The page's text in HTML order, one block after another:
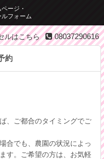
ルはこちら 08037290616
約
、ご都合のタイミングでご
合でも、農園の状況によっ
す。ご希望の方は、お気軽
ージ・
フォーム